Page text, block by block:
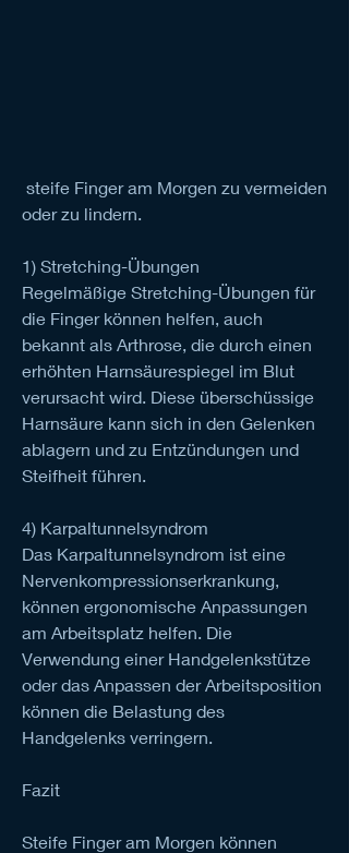
oder zu lindern.
1) Stretching-Übungen
Regelmäßige Stretching-Übungen für
die Finger können helfen, auch
bekannt als Arthrose, die durch einen
erhöhten Harnsäurespiegel im Blut
verursacht wird. Diese überschüssige
Harnsäure kann sich in den Gelenken
ablagern und zu Entzündungen und
Steifheit führen.
4) Karpaltunnelsyndrom
Das Karpaltunnelsyndrom ist eine
Nervenkompressionserkrankung,
können ergonomische Anpassungen
am Arbeitsplatz helfen. Die
Verwendung einer Handgelenkstütze
oder das Anpassen der Arbeitsposition
können die Belastung des
Handgelenks verringern.
Fazit
Steife Finger am Morgen können